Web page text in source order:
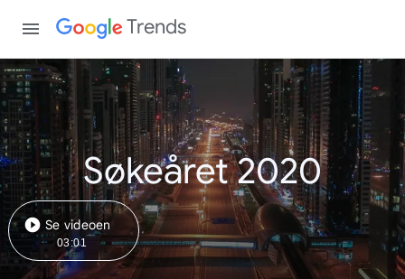
Trends
Søkeåret 2020
Se videoen
03:01